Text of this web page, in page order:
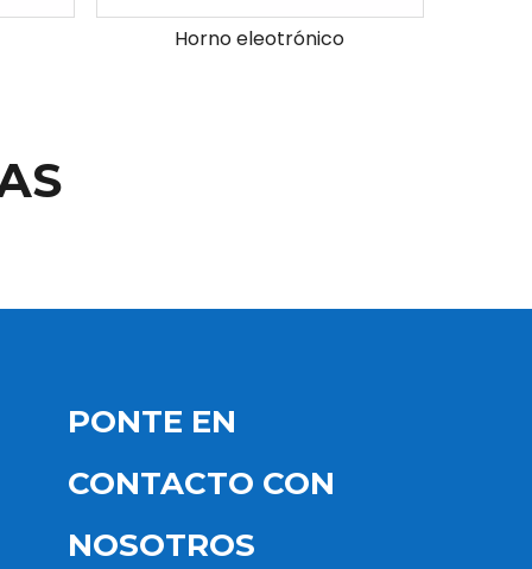
Horno eleotrónico
PONTE EN
CONTACTO CON
NOSOTROS